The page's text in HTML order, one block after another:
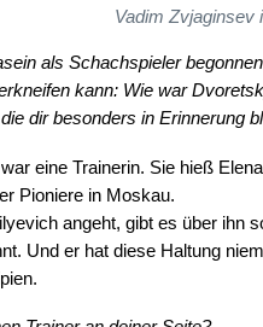
Vadim Zvjaginsev
als Schachspieler
kann: Wie war
dir besonders in Erinnerung
eine Trainerin. Sie hieß
Pioniere in Moskau.
angeht, gibt es über ihn
Und er hat diese Haltung